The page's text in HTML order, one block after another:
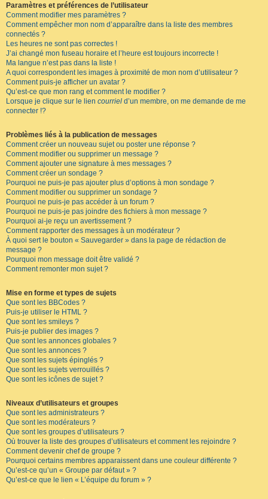
Paramètres et préférences de l’utilisateur
Comment modifier mes paramètres ?
Comment empêcher mon nom d’apparaître dans la liste des membres
connectés ?
Les heures ne sont pas correctes !
J’ai changé mon fuseau horaire et l’heure est toujours incorrecte !
Ma langue n’est pas dans la liste !
A quoi correspondent les images à proximité de mon nom d’utilisateur ?
Comment puis-je afficher un avatar ?
Qu’est-ce que mon rang et comment le modifier ?
Lorsque je clique sur le lien courriel d’un membre, on me demande de me
connecter !?
Problèmes liés à la publication de messages
Comment créer un nouveau sujet ou poster une réponse ?
Comment modifier ou supprimer un message ?
Comment ajouter une signature à mes messages ?
Comment créer un sondage ?
Pourquoi ne puis-je pas ajouter plus d’options à mon sondage ?
Comment modifier ou supprimer un sondage ?
Pourquoi ne puis-je pas accéder à un forum ?
Pourquoi ne puis-je pas joindre des fichiers à mon message ?
Pourquoi ai-je reçu un avertissement ?
Comment rapporter des messages à un modérateur ?
À quoi sert le bouton « Sauvegarder » dans la page de rédaction de
message ?
Pourquoi mon message doit être validé ?
Comment remonter mon sujet ?
Mise en forme et types de sujets
Que sont les BBCodes ?
Puis-je utiliser le HTML ?
Que sont les smileys ?
Puis-je publier des images ?
Que sont les annonces globales ?
Que sont les annonces ?
Que sont les sujets épinglés ?
Que sont les sujets verrouillés ?
Que sont les icônes de sujet ?
Niveaux d’utilisateurs et groupes
Que sont les administrateurs ?
Que sont les modérateurs ?
Que sont les groupes d’utilisateurs ?
Où trouver la liste des groupes d’utilisateurs et comment les rejoindre ?
Comment devenir chef de groupe ?
Pourquoi certains membres apparaissent dans une couleur différente ?
Qu’est-ce qu’un « Groupe par défaut » ?
Qu’est-ce que le lien « L’équipe du forum » ?